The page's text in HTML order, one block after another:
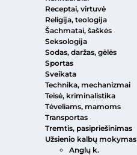
Receptai, virtuvė
Religija, teologija
Šachmatai, šaškės
Seksologija
Sodas, daržas, gėlės
Sportas
Sveikata
Technika, mechanizmai
Teisė, kriminalistika
Tėveliams, mamoms
Transportas
Tremtis, pasipriešinimas
Užsienio kalbų mokymas
Anglų k.